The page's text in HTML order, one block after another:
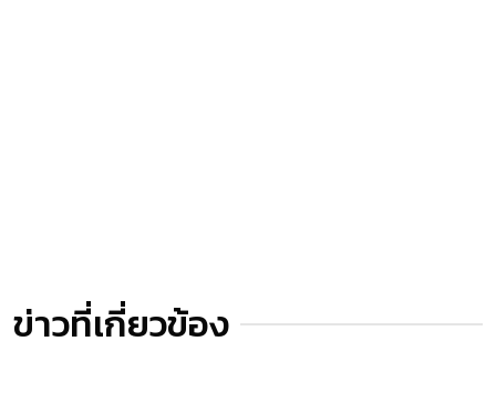
ข่าวที่เกี่ยวข้อง